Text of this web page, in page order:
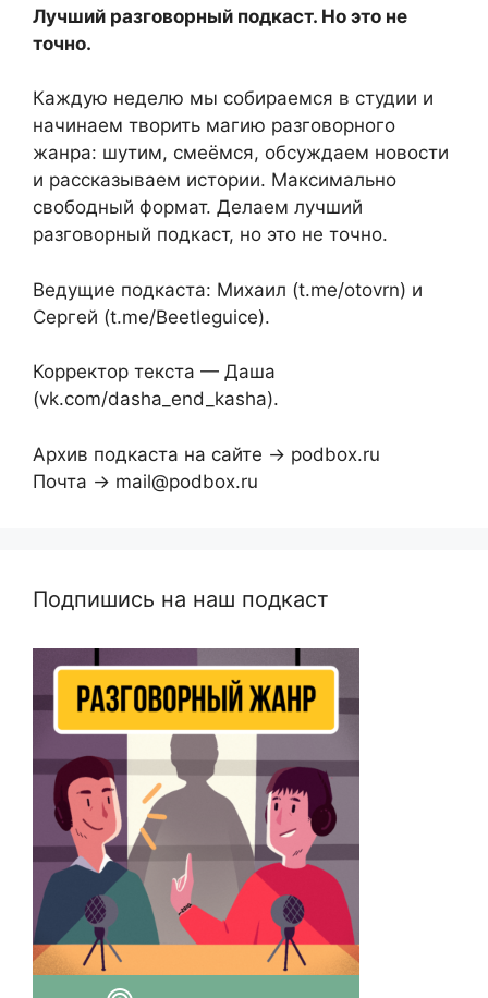
Лучший разговорный подкаст. Но это не
точно.
Каждую неделю мы собираемся в студии и
начинаем творить магию разговорного
жанра: шутим, смеёмся, обсуждаем новости
и рассказываем истории. Максимально
свободный формат. Делаем лучший
разговорный подкаст, но это не точно.
Ведущие подкаста: Михаил (t.me/otovrn) и
Сергей (t.me/Beetleguice).
Корректор текста — Даша
(vk.com/dasha_end_kasha).
Архив подкаста на сайте → podbox.ru
Почта → mail@podbox.ru
Подпишись на наш подкаст